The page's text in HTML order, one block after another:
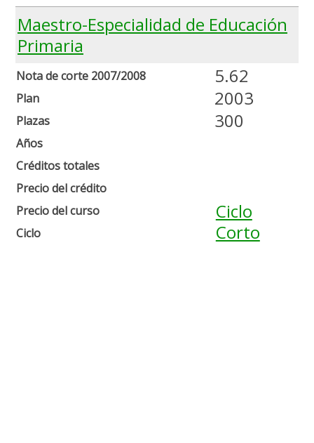
Maestro-Especialidad de Educación
Primaria
Nota de corte 2007/2008
Plan
Plazas
Años
Créditos totales
Precio del crédito
Precio del curso
Ciclo
5.62
2003
300
Ciclo
Corto